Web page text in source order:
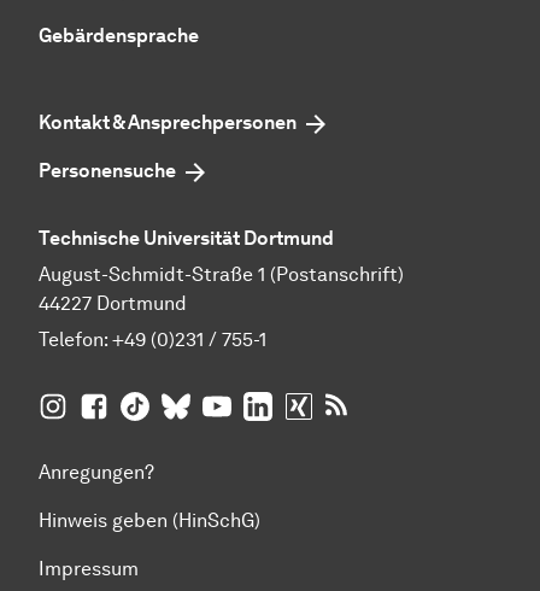
Gebärdensprache
Kontakt & Ansprechpersonen
Personensuche
Technische Universität Dortmund
August-Schmidt-Straße 1 (Postanschrift)
44227 Dortmund
Telefon: +49 (0)231 / 755-1
TU Dortmund aufInsta­gram
TU Dortmund auf Facebook
TU Dortmund auf TikTok
TU Dortmund auf BlueSky
TU Dortmund auf YouTube
TU Dortmund auf LinkedIn
TU Dortmund auf XING
Anregungen?
Hinweis geben (HinSchG)
Impressum